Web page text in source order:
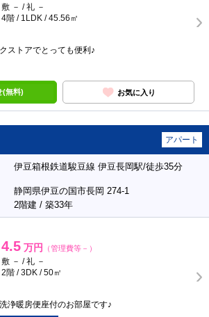
敷 － / 礼 －
4階 / 1LDK / 45.56㎡
ストアでとっても便利♪
(無料) お気に入り
アパート
伊豆箱根鉄道駿豆線 伊豆長岡駅/徒歩35分
静岡県伊豆の国市長岡 274-1
2階建 / 築33年
4.5 万円 （管理費等－）
敷 － / 礼 －
2階 / 3DK / 50㎡
浄暖房便座付のお部屋です♪